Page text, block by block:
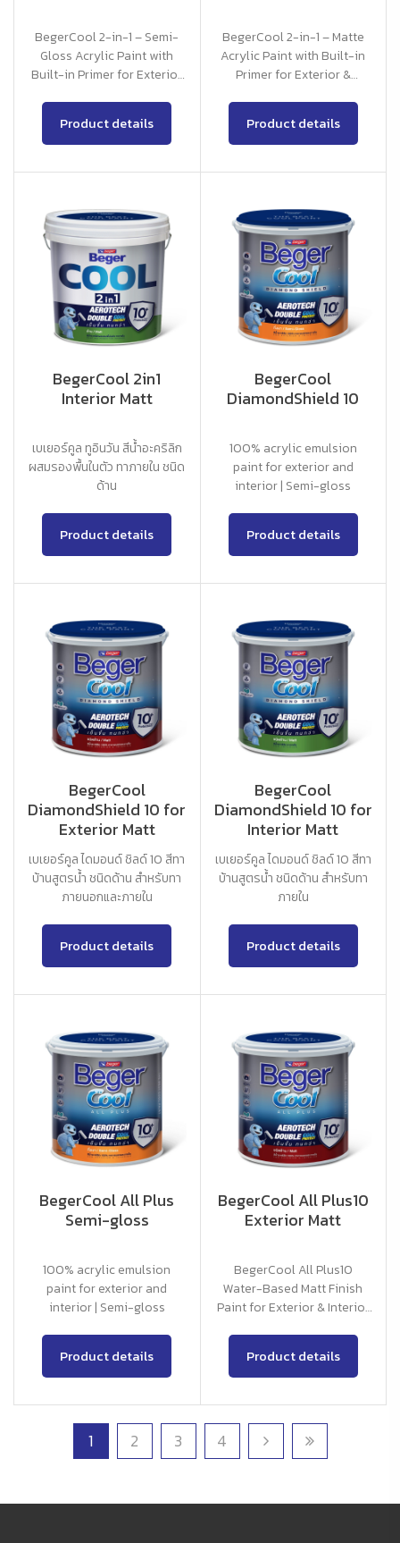
BegerCool 2-in-1 – Semi-
Gloss Acrylic Paint with
Built-in Primer for Exterior
Product details
BegerCool 2-in-1 – Matte
Acrylic Paint with Built-in
Primer for Exterior &
Product details
BegerCool 2in1
Interior Matt
เบเยอร์คูล ทูอินวัน สีน้ำอะคริลิก
ผสมรองพื้นในตัว ทาภายใน ชนิด
ด้าน
Product details
BegerCool
DiamondShield 10
100% acrylic emulsion
paint for exterior and
interior | Semi-gloss
Product details
BegerCool
DiamondShield 10 for
Exterior Matt
เบเยอร์คูล ไดมอนด์ ชิลด์ 10 สีทา
บ้านสูตรน้ำ ชนิดด้าน สำหรับทา
ภายนอกและภายใน
Product details
BegerCool
DiamondShield 10 for
Interior Matt
เบเยอร์คูล ไดมอนด์ ชิลด์ 10 สีทา
บ้านสูตรน้ำ ชนิดด้าน สำหรับทา
ภายใน
Product details
BegerCool All Plus
Semi-gloss
100% acrylic emulsion
paint for exterior and
interior | Semi-gloss
Product details
BegerCool All Plus10
Exterior Matt
BegerCool All Plus10
Water-Based Matt Finish
Paint for Exterior & Interior
Product details
1 2 3 4